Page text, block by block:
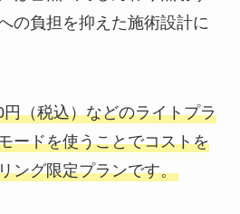
の負担を抑えた施術設計に
（税込）などのライトプラ
ードを使うことでコストを
ング限定プランです。